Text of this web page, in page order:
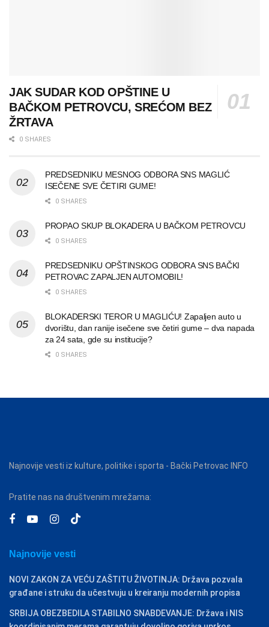
JAK SUDAR KOD OPŠTINE U
BAČKOM PETROVCU, SREĆOM BEZ
ŽRTAVA
0 SHARES
PREDSEDNIKU MESNOG ODBORA SNS MAGLIĆ
ISEČENE SVE ČETIRI GUME!
0 SHARES
PROPAO SKUP BLOKADERA U BAČKOM PETROVCU
0 SHARES
PREDSEDNIKU OPŠTINSKOG ODBORA SNS BAČKI
PETROVAC ZAPALJEN AUTOMOBIL!
0 SHARES
BLOKADERSKI TEROR U MAGLIĆU! Zapaljen auto u
dvorištu, dan ranije isečene sve četiri gume – dva napada
za 24 sata, gde su institucije?
0 SHARES
Najnovije vesti iz kulture, politike i sporta - Bački Petrovac INFO
Pratite nas na društvenim mrežama:
Najnovije vesti
NOVI ZAKON ZA VEĆU ZAŠTITU ŽIVOTINJA: Država pozvala
građane i struku da učestvuju u kreiranju modernih propisa
SRBIJA OBEZBEDILA STABILNO SNABDEVANJE: Država i NIS